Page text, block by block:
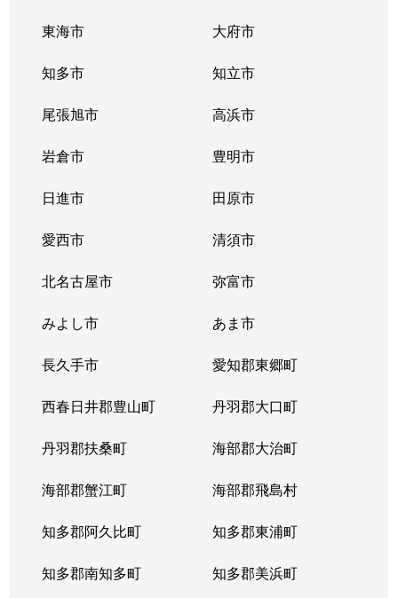
東海市 大府市
知多市 知立市
尾張旭市 高浜市
岩倉市 豊明市
日進市 田原市
愛西市 清須市
北名古屋市 弥富市
みよし市 あま市
長久手市 愛知郡東郷町
西春日井郡豊山町 丹羽郡大口町
丹羽郡扶桑町 海部郡大治町
海部郡蟹江町 海部郡飛島村
知多郡阿久比町 知多郡東浦町
知多郡南知多町 知多郡美浜町